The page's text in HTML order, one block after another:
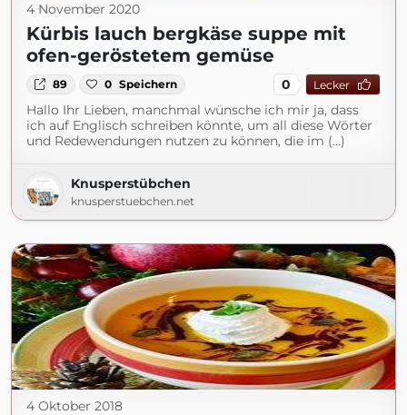
4 November 2020
Kürbis lauch bergkäse suppe mit
ofen-geröstetem gemüse
89 0 Speichern 0 Lecker
Hallo Ihr Lieben, manchmal wünsche ich mir ja, dass
ich auf Englisch schreiben könnte, um all diese Wörter
und Redewendungen nutzen zu können, die im (...)
Knusperstübchen
knusperstuebchen.net
4 Oktober 2018